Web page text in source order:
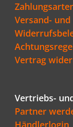
Versand-
Vertrag
Vertriebs-
Partner
Händlerlogin